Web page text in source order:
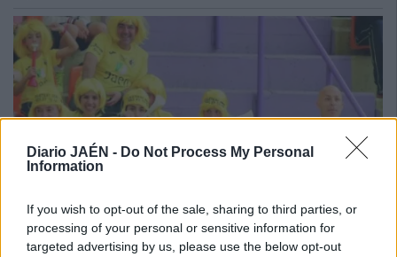
Diario JAÉN - Do Not Process My Personal
Information
If you wish to opt-out of the sale, sharing to third parties, or
processing of your personal or sensitive information for
targeted advertising by us, please use the below opt-out
13 MAY 2015 / 11:29 H.